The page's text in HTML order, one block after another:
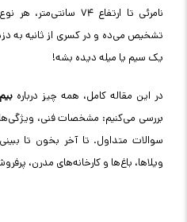
نامرئی تا ارتفاع ۷۴
تشخیص می‌ده و در کسری از ثانیه به
یک سیم یا میله دیده بشه!
در این مقاله کامل، همه چیز درباره بیم
بررسی می‌کنیم: مشخصات فنی،
سوالات متداول. تا آخر بخون تا
ویلاها، باغ‌ها و کارخانه‌های مدرن،